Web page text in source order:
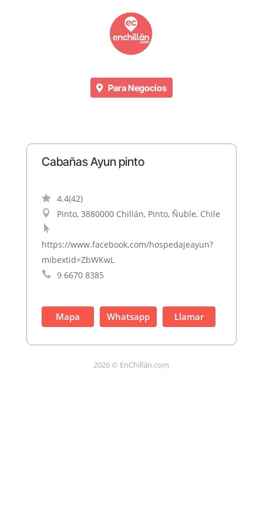
Para Negocios
Cabañas Ayun pinto
 4.4(42)
 Pinto, 3880000 Chillán, Pinto, Ñuble, Chile

https://www.facebook.com/hospedajeayun?
mibextid=ZbWKwL
 9 6670 8385
Mapa Whatsapp Llamar
2026 © EnChillán.com